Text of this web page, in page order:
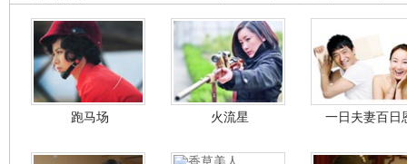
跑马场 火流星 一日夫妻百日